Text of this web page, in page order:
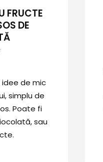
FRUCTE
DE
idee de mic
simplu de
Poate fi
sau